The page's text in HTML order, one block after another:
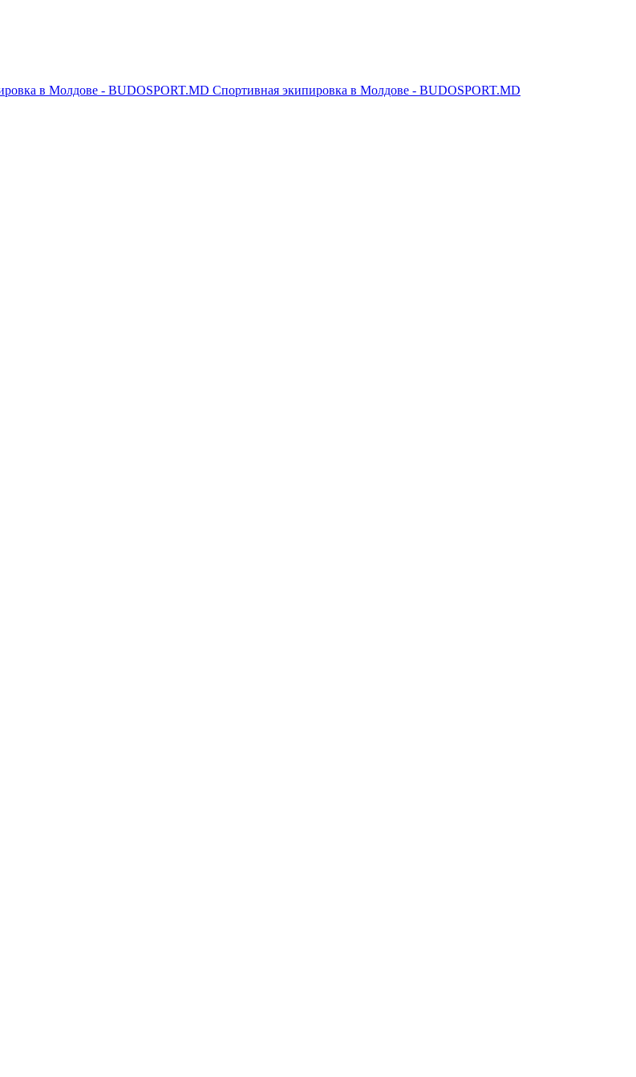
Спортивная экипировка в Молдове - BUDOSPORT.MD